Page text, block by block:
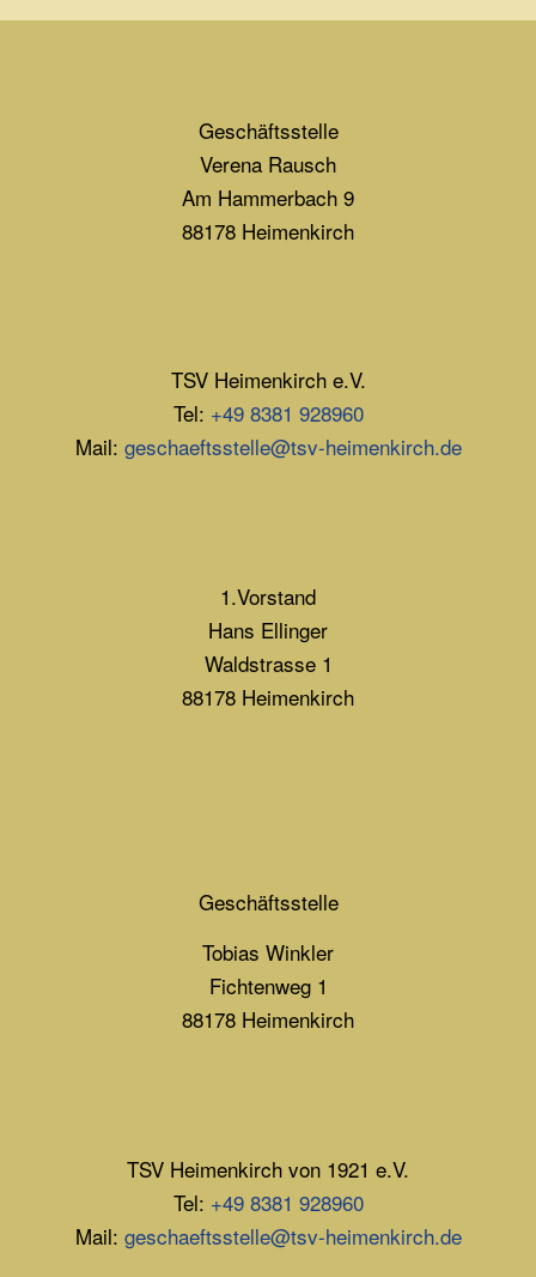
Geschäftsstelle
Verena Rausch
Am Hammerbach 9
88178 Heimenkirch
TSV Heimenkirch e.V.
Tel: +49 8381 928960
Mail: geschaeftsstelle@tsv-heimenkirch.de
1.Vorstand
Hans Ellinger
Waldstrasse 1
88178 Heimenkirch
Geschäftsstelle
Tobias Winkler
Fichtenweg 1
88178 Heimenkirch
TSV Heimenkirch von 1921 e.V.
Tel: +49 8381 928960
Mail: geschaeftsstelle@tsv-heimenkirch.de